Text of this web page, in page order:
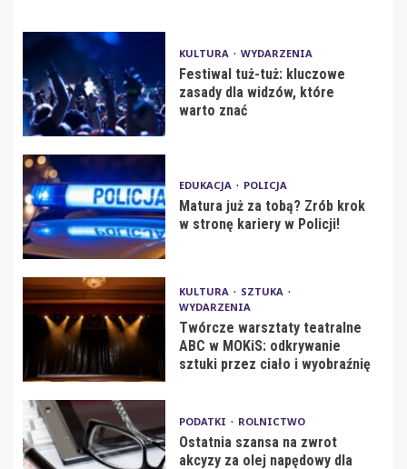
KULTURA WYDARZENIA
Festiwal tuż-tuż: kluczowe
zasady dla widzów, które
warto znać
EDUKACJA POLICJA
Matura już za tobą? Zrób krok
w stronę kariery w Policji!
KULTURA
SZTUKA
WYDARZENIA
Twórcze warsztaty teatralne
ABC w MOKiS: odkrywanie
sztuki przez ciało i wyobraźnię
PODATKI ROLNICTWO
Ostatnia szansa na zwrot
akcyzy za olej napędowy dla